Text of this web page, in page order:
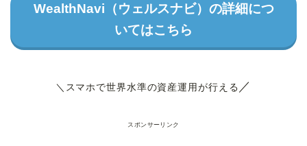
WealthNavi（ウェルスナビ）の詳細につ
いてはこちら
＼スマホで世界水準の資産運用が行える ／
スポンサーリンク